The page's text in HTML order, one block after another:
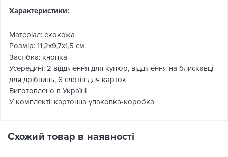
Характеристики:
Матеріал: екокожа
Розмір: 11,2х9,7х1,5 см
Застібка: кнопка
Усередині: 2 відділення для купюр, відділення на блискавці
для дрібниць, 6 слотів для карток
Виготовлено в Україні
У комплекті: картонна упаковка-коробка
Схожий товар в наявності